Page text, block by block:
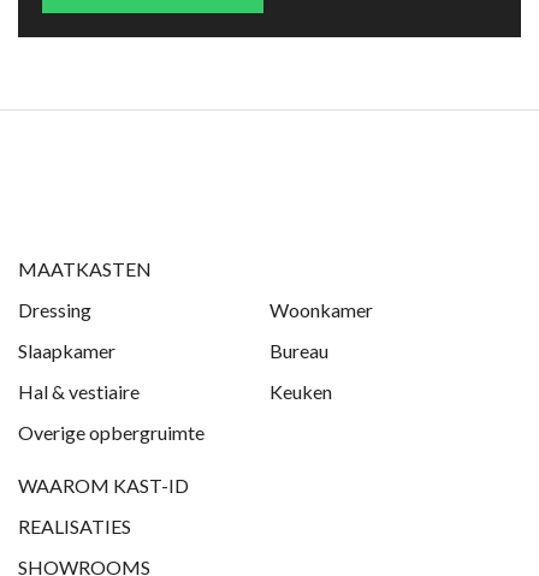
MAATKASTEN
Dressing
Woonkamer
Slaapkamer
Bureau
Hal & vestiaire
Keuken
Overige opbergruimte
WAAROM KAST-ID
REALISATIES
SHOWROOMS